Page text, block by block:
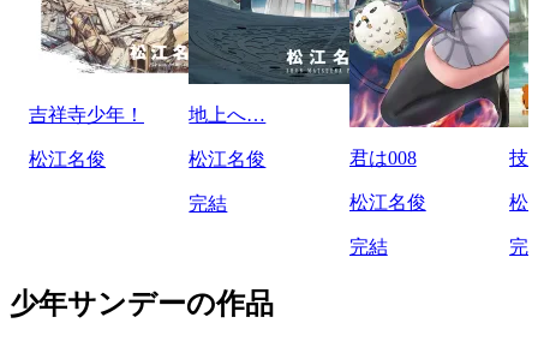
吉祥寺少年！
松江名俊
地上へ…
松江名俊
完結
君は008
松江名俊
完結
技
松
完
少年サンデーの作品